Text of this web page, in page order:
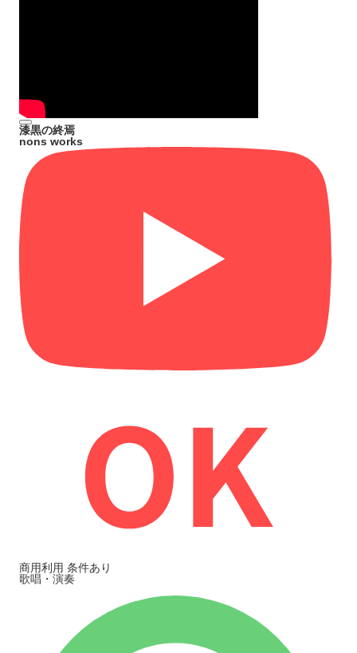
漆黒の終焉
nons works
商用利用 条件あり
歌唱・演奏